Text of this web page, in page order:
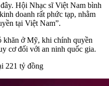
Hội Nhạc sĩ Việt Nam bình
doanh rất phức tạp, nhằm
tại Việt Nam”.
khăn ở Mỹ, khi chính quyền
cơ đối với an ninh quốc gia.
221 tỷ đồng